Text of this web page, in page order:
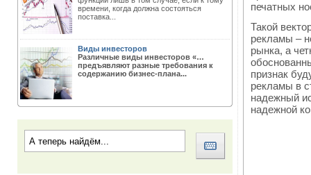
времени, когда должна состояться
поставка...
Виды инвесторов
Различные виды инвесторов «…
предъявляют разные требования к
содержанию бизнес-плана...
печатных
Такой
рекламы –
рынка, а
признак
рекламы в
надежный
надежной